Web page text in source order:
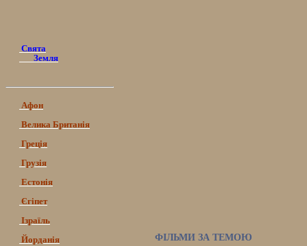
Свята
Земля
Афон
Велика Британія
Греція
Грузія
Естонія
Єгіпет
Ізраїль
Йорданія
ФІЛЬМИ ЗА ТЕМОЮ